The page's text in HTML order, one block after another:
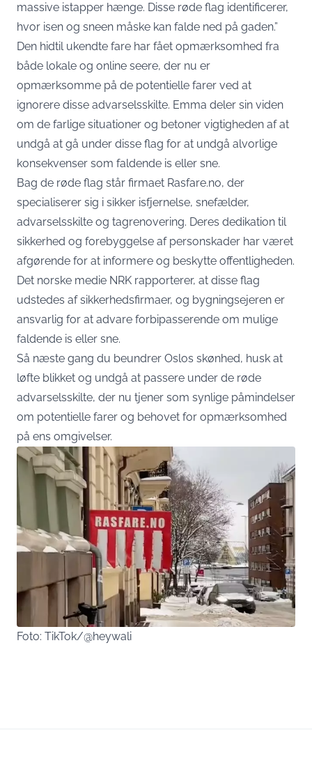
massive istapper hænge. Disse røde flag identificerer,
hvor isen og sneen måske kan falde ned på gaden.”
Den hidtil ukendte fare har fået opmærksomhed fra
både lokale og online seere, der nu er
opmærksomme på de potentielle farer ved at
ignorere disse advarselsskilte. Emma deler sin viden
om de farlige situationer og betoner vigtigheden af at
undgå at gå under disse flag for at undgå alvorlige
konsekvenser som faldende is eller sne.
Bag de røde flag står firmaet Rasfare.no, der
specialiserer sig i sikker isfjernelse, snefælder,
advarselsskilte og tagrenovering. Deres dedikation til
sikkerhed og forebyggelse af personskader har været
afgørende for at informere og beskytte offentligheden.
Det norske medie NRK rapporterer, at disse flag
udstedes af sikkerhedsfirmaer, og bygningsejeren er
ansvarlig for at advare forbipasserende om mulige
faldende is eller sne.
Så næste gang du beundrer Oslos skønhed, husk at
løfte blikket og undgå at passere under de røde
advarselsskilte, der nu tjener som synlige påmindelser
om potentielle farer og behovet for opmærksomhed
på ens omgivelser.
Foto: TikTok/@heywali